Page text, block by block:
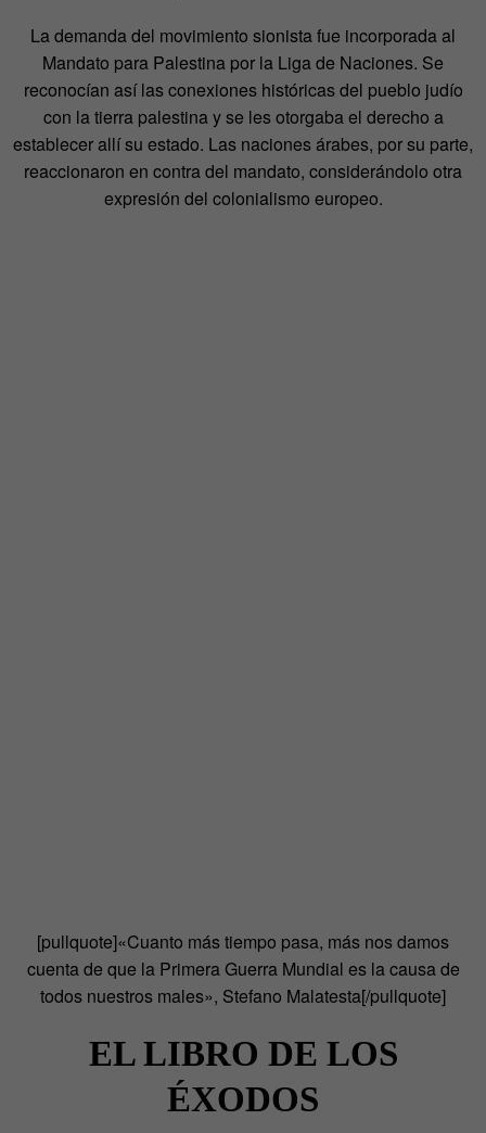
La demanda del movimiento sionista fue incorporada al
Mandato para Palestina por la Liga de Naciones. Se
reconocían así las conexiones históricas del pueblo judío
con la tierra palestina y se les otorgaba el derecho a
establecer allí su estado. Las naciones árabes, por su parte,
reaccionaron en contra del mandato, considerándolo otra
expresión del colonialismo europeo.
[pullquote]«Cuanto más tiempo pasa, más nos damos
cuenta de que la Primera Guerra Mundial es la causa de
todos nuestros males», Stefano Malatesta[/pullquote]
EL LIBRO DE LOS
ÉXODOS